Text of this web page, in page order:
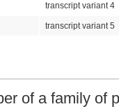
transcript variant 4
transcript variant 5
of a family of